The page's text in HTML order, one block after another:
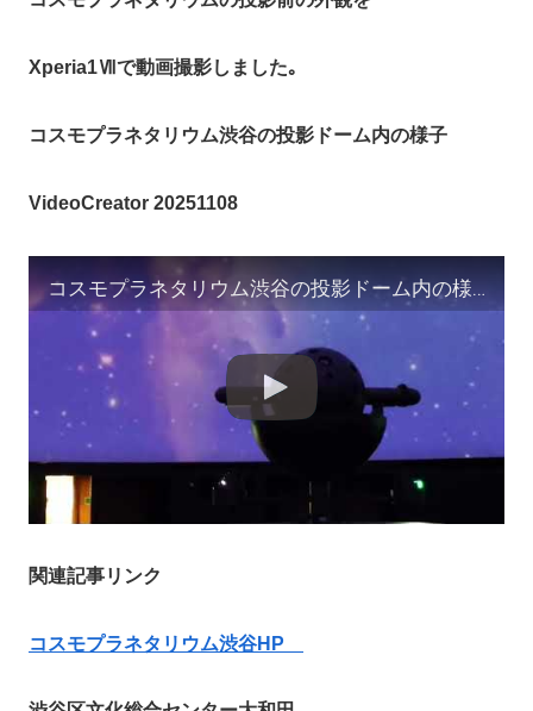
Xperia1Ⅶで動画撮影しました｡
コスモプラネタリウム渋谷の投影ドーム内の様子
VideoCreator 20251108
コスモプラネタリウム渋谷の投影ドーム内の様子 VideoCreator 20251108
関連記事リンク
コスモプラネタリウム渋谷HP